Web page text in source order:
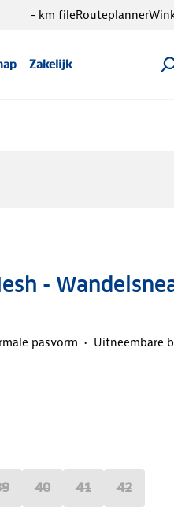
Zakelijk
- km fileRouteplanner
-
pasvorm Uitneembare
40 41 42